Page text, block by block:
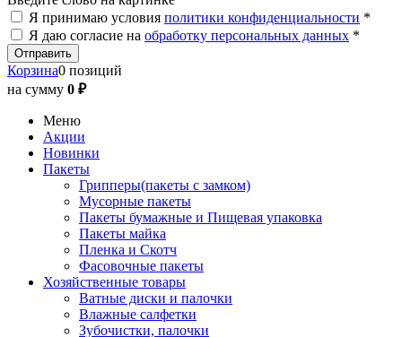
Я принимаю условия политики конфиденциальности *
Я даю согласие на обработку персональных данных *
Корзина0 позиций
на сумму 0 ₽
Меню
Акции
Новинки
Пакеты
Грипперы(пакеты с замком)
Мусорные пакеты
Пакеты бумажные и Пищевая упаковка
Пакеты майка
Пленка и Скотч
Фасовочные пакеты
Хозяйственные товары
Ватные диски и палочки
Влажные салфетки
Зубочистки, палочки